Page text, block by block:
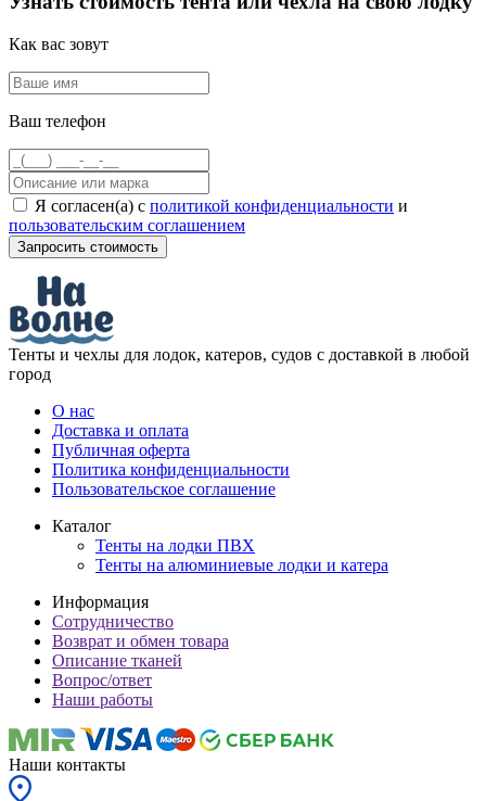
Как вас зовут
Ваш телефон
Я согласен(а) с политикой конфиденциальности и
пользовательским соглашением
Тенты и чехлы для лодок, катеров, судов с доставкой в любой
город
О нас
Доставка и оплата
Публичная оферта
Политика конфиденциальности
Пользовательское соглашение
Каталог
Тенты на лодки ПВХ
Тенты на алюминиевые лодки и катера
Информация
Сотрудничество
Возврат и обмен товара
Описание тканей
Вопрос/ответ
Наши работы
Наши контакты